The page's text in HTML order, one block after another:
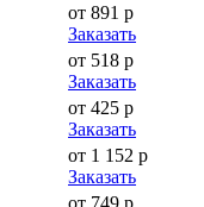
от 891 р
Заказать
от 518 р
Заказать
от 425 р
Заказать
от 1 152 р
Заказать
от 749 р